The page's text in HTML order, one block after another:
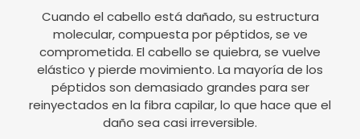
Cuando el cabello está dañado, su estructura
molecular, compuesta por péptidos, se ve
comprometida. El cabello se quiebra, se vuelve
elástico y pierde movimiento. La mayoría de los
péptidos son demasiado grandes para ser
reinyectados en la fibra capilar, lo que hace que el
daño sea casi irreversible.